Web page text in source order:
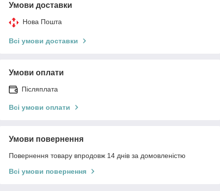
Умови доставки
Нова Пошта
Всі умови доставки
Умови оплати
Післяплата
Всі умови оплати
Умови повернення
Повернення товару впродовж 14 днів за домовленістю
Всі умови повернення